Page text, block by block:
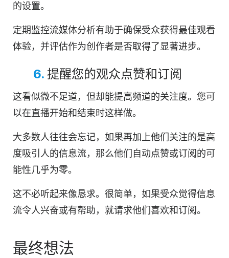
的设置。
定期监控流媒体分析有助于确保受众获得最佳观看
体验，并评估作为创作者是否取得了显著进步。
6. 提醒您的观众点赞和订阅
这看似微不足道，但却能提高频道的关注度。您可
以在直播开始和结束时这样做。
大多数人往往会忘记，如果再加上他们关注的是高
度吸引人的信息流，那么他们自动点赞或订阅的可
能性几乎为零。
这不必听起来像恳求。很简单，如果受众觉得信息
流令人兴奋或有帮助，就请求他们喜欢和订阅。
最终想法